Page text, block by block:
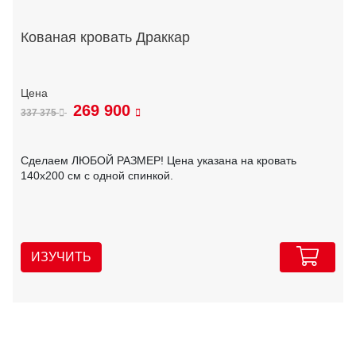
Кованая кровать Драккар
337 375 269 900
Сделаем ЛЮБОЙ РАЗМЕР! Цена указана на кровать
140х200 см с одной спинкой.
ИЗУЧИТЬ